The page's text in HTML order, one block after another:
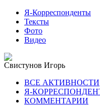
Я-Корреспонденты
Тексты
Фото
Видео
Свистунов Игорь
ВСЕ АКТИВНОСТИ
Я-
КОММЕНТАРИИ